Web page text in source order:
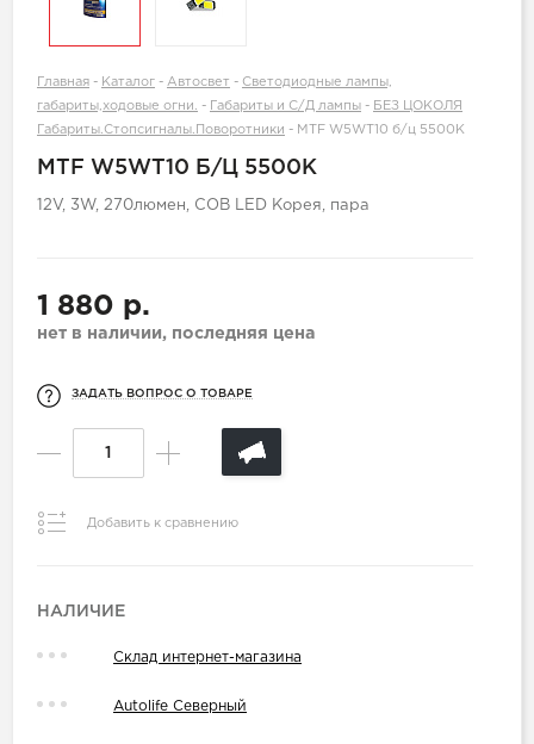
Главная - Каталог - Автосвет - Светодиодные лампы,
габариты,ходовые огни.
- Габариты и С/Д лампы - БЕЗ ЦОКОЛЯ
Габариты.Стопсигналы.Поворотники - MTF W5WT10 б/ц 5500K
MTF W5WT10 Б/Ц 5500K
12V, 3W, 270люмен, COB LED Корея, пара
1 880 р.
нет в наличии, последняя цена
ЗАДАТЬ ВОПРОС О ТОВАРЕ
Добавить к сравнению
НАЛИЧИЕ
Склад интернет-магазина
Autolife Северный